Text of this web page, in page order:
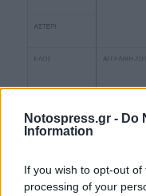
Notospress.gr - Do
Information
If you wish to opt-out
processing of your